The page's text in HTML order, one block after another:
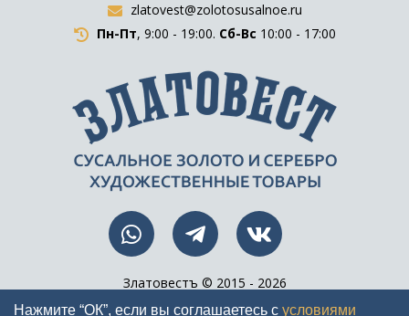
Златовестъ © 2015 - 2026
zlatovest@zolotosusalnoe.ru
Пн-Пт, 9:00 - 19:00. Сб-Вс 10:00 - 17:00
Нажмите “ОК”, если вы соглашаетесь с условиями